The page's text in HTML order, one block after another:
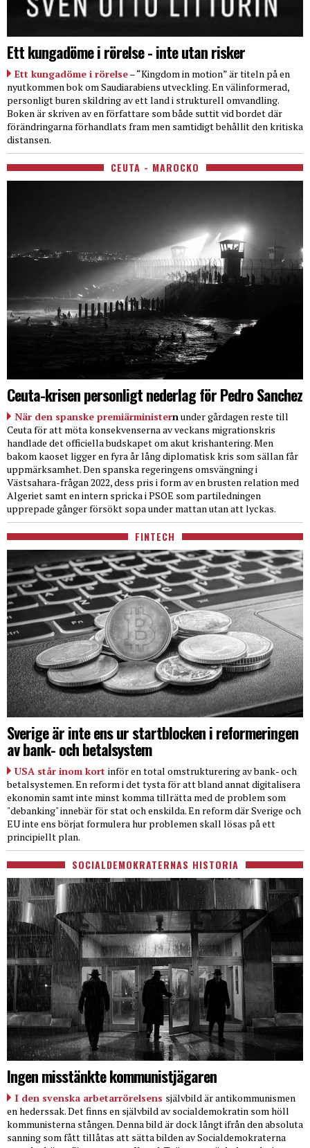
Ett kungadöme i rörelse - inte utan risker
Ett kungadöme i rörelse– “Kingdom in motion” är titeln på en
nyutkommen bok om Saudiarabiens utveckling. En välinformerad,
personligt buren skildring av ett land i strukturell omvandling.
Boken är skriven av en författare som både suttit vid bordet där
förändringarna förhandlats fram men samtidigt behållit den kritiska
distansen.
CEUTA - MAROCKO
Ceuta-krisen personligt nederlag för Pedro Sanchez
När den spanske premiärministernunder gårdagen reste till
Ceuta för att möta konsekvenserna av veckans migrationskris
handlade det officiella budskapet om akut krishantering. Men
bakom kaoset ligger en fyra år lång diplomatisk kris som sällan får
uppmärksamhet. Den spanska regeringens omsvängning i
Västsahara-frågan 2022, dess pris i form av en brusten relation med
Algeriet samt en intern spricka i PSOE som partiledningen
upprepade gånger försökt sopa under mattan utan att lyckas.
FINTECH
Sverige är inte ens ur startblocken i reformeringen
av bank- och betalsystem
USA står inom kort inför en total omstrukturering av bank- och
betalsystemen. En reform i det tysta för att bland annat digitalisera
ekonomin samt inte minst komma tillrätta med de problem som
"debanking" innebär för stat och enskilda. En reform där Sverige och
EU inte ens börjat formulera hur problemen skall lösas på ett
principiellt plan.
SOCIALDEMOKRATERNAS HISTORIA
Ingen misstänkte kommunistjägaren
I den svenska arbetarrörelsens självbild är antikommunismen
en hederssak. Det finns en självbild av socialdemokratin som höll
kommunisterna stången. Denna bild är dock långt ifrån den absoluta
sanning som fått tillåtas att sätta bilden av Socialdemokraterna